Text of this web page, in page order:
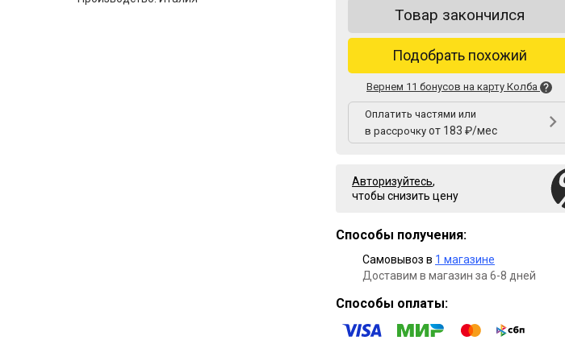
Товар закончился
Подобрать похожий
Вернем 11 бонусов на карту Колба
Оплатить частями или
в рассрочку от 183 ₽/мес
Авторизуйтесь,
чтобы снизить цену
Способы получения:
Самовывоз в 1 магазине
Доставим в магазин за 6-8 дней
Способы оплаты: